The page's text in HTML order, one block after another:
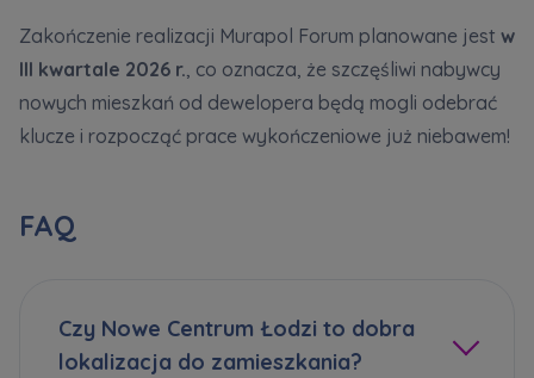
Zakończenie realizacji Murapol Forum planowane jest w
III kwartale 2026 r., co oznacza, że szczęśliwi nabywcy
nowych mieszkań od dewelopera będą mogli odebrać
klucze i rozpocząć prace wykończeniowe już niebawem!
FAQ
Czy Nowe Centrum Łodzi to dobra
lokalizacja do zamieszkania?